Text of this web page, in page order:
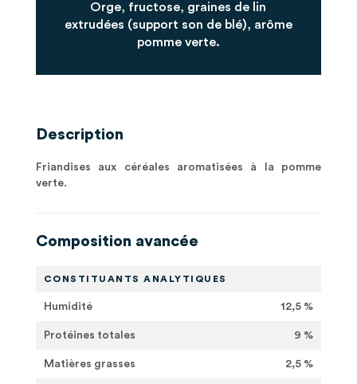
Orge, fructose, graines de lin
extrudées (support son de blé), arôme
pomme verte.
Description
Friandises aux céréales aromatisées à la pomme
verte.
Composition avancée
CONSTITUANTS ANALYTIQUES
Humidité 12,5 %
Protéines totales 9 %
Matières grasses 2,5 %